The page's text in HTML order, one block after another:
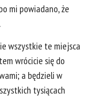
mi powiadano, że
wszystkie te miejsca
wrócicie się do
a będzieli w
tysiącach